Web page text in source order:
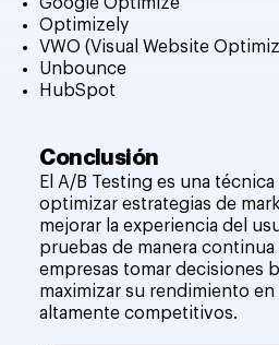
Optimizely
VWO (Visual Website
Unbounce
HubSpot
Conclusión
El A/B Testing es una
optimizar estrategias de
mejorar la experiencia del
pruebas de manera continua
empresas tomar decisiones
maximizar su rendimiento
altamente competitivos.